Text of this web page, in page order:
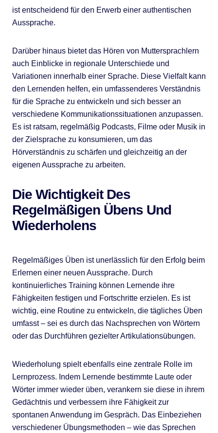
ist entscheidend für den Erwerb einer authentischen
Aussprache.
Darüber hinaus bietet das Hören von Muttersprachlern
auch Einblicke in regionale Unterschiede und
Variationen innerhalb einer Sprache. Diese Vielfalt kann
den Lernenden helfen, ein umfassenderes Verständnis
für die Sprache zu entwickeln und sich besser an
verschiedene Kommunikationssituationen anzupassen.
Es ist ratsam, regelmäßig Podcasts, Filme oder Musik in
der Zielsprache zu konsumieren, um das
Hörverständnis zu schärfen und gleichzeitig an der
eigenen Aussprache zu arbeiten.
Die Wichtigkeit Des
Regelmäßigen Übens Und
Wiederholens
Regelmäßiges Üben ist unerlässlich für den Erfolg beim
Erlernen einer neuen Aussprache. Durch
kontinuierliches Training können Lernende ihre
Fähigkeiten festigen und Fortschritte erzielen. Es ist
wichtig, eine Routine zu entwickeln, die tägliches Üben
umfasst – sei es durch das Nachsprechen von Wörtern
oder das Durchführen gezielter Artikulationsübungen.
Wiederholung spielt ebenfalls eine zentrale Rolle im
Lernprozess. Indem Lernende bestimmte Laute oder
Wörter immer wieder üben, verankern sie diese in ihrem
Gedächtnis und verbessern ihre Fähigkeit zur
spontanen Anwendung im Gespräch. Das Einbeziehen
verschiedener Übungsmethoden – wie das Sprechen